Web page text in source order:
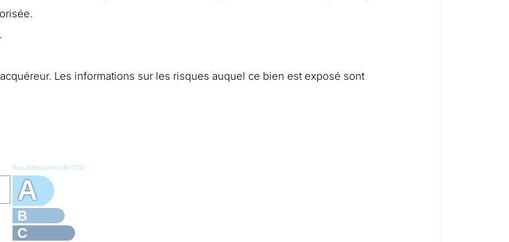
Les informations sur les risques auquel ce bien est exposé sont
Peu d’émissions de CO2
A
B
C